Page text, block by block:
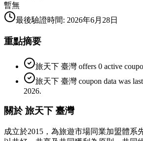
暫無
最後驗證時間: 2026年6月28日
重點摘要
旅天下 臺灣 offers 0 active
旅天下 臺灣 coupon data was
2026.
關於 旅天下 臺灣
成立於2015，為旅遊市場同業加盟體系